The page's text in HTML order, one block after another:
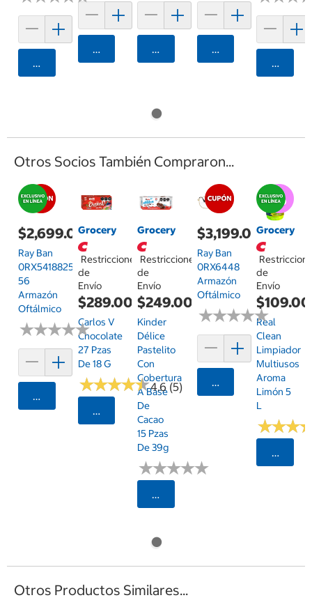
Agregar
Agregar Agregar Agregar
Otros Socios También Compraron...
$2,699.00
Ray Ban
0RX54188255
56
Armazón
Oftálmico
★★★★★
★★★★★
Agregar
Grocery
Restricciones
de
Envío
$289.00
Carlos V
Chocolate
27 Pzas
De 18 G
★★★★★
★★★★★4.6 (5)
Seleccionar Código Postal
Grocery
Restricciones
de
Envío
$249.00
Kinder
Délice
Pastelito
Con
Cobertura
A Base
De
Cacao
15 Pzas
De 39g
★★★★★
★★★★★
Seleccionar Código Postal
$3,199.00
Ray Ban
0RX6448
Armazón
Oftálmico
★★★★★
★★★★★
Agregar
Grocery
de
Envío
$109.00
Real
Clean
Limpiador
Multiusos
Aroma
Limón 5
L
★★★
★★★
Otros Productos Similares...